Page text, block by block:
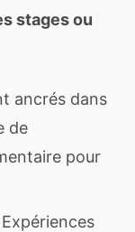
stages ou
ancrés dans
de
pour